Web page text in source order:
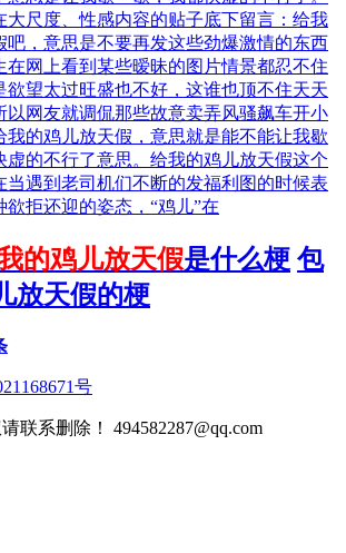
大尺度、性感内容的贴子底下留言：给我
吧，意思是不要再发这些劲爆激情的东西
在网上看到某些暧昧的图片情景都忍不住
欲望太过旺盛也不好，这谁也顶不住天天
以网友就调侃那些故意卖弄风骚飙车开小
我的鸡儿放天假，意思就是能不能让我歇
虚的不行了意思。给我的鸡儿放天假这个
当遇到老司机们不断的发福利图的时候表
欲拒还迎的姿态，“鸡儿”在
的鸡儿放天假是什么梗 包
放天假的梗
号
联系删除！ 494582287@qq.com